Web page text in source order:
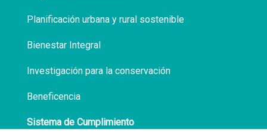
Planificación urbana y rural sostenible
Bienestar Integral
Investigación para la conservación
Beneficencia
Sistema de Cumplimiento